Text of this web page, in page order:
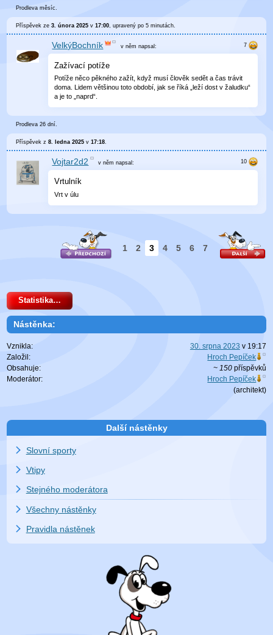
Prodleva měsíc.
Příspěvek ze3. února 2025 v17:00, upravenýpo 5 minutách.
VelkýBochník v něm napsal:
Zažívací potíže
Potíže něco pěkného zažít, když musí člověk sedět a čas trávit
doma. Lidem většinou toto období, jak se říká „leží dost v žaludku“
a je to „naprd“.
Prodleva 26 dní.
Příspěvek z8. ledna 2025 v17:18
Vojtar2d2 v němnapsal:
Vrtulník
Vrt v úlu
1 2 3 4 5 6 7
Statistika…
Nástěnka:
Vznikla: 30. srpna 2023 v 19:17
Založil:
Hroch Pepíček
Obsahuje:
~ 150příspěvků
Moderátor:
Hroch Pepíček
(architekt)
Další nástěnky
Slovní sporty
Vtipy
Stejného moderátora
Všechny nástěnky
Pravidla nástěnek